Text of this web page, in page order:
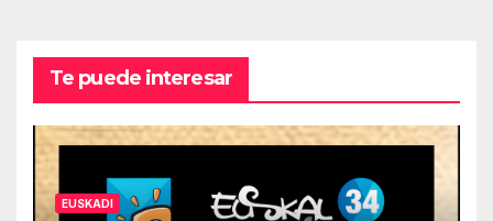
Te puede interesar
EUSKADI